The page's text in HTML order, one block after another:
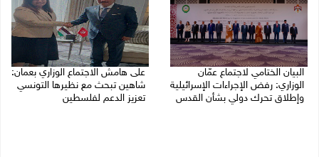
البيان الختامي لاجتماع عمّان
الوزاري: رفض الإجراءات الإسرائيلية
وإطلاق تحرك دولي بشأن القدس
على هامش الاجتماع الوزاري بعمان:
شاهين تبحث مع نظيرها التونسي
تعزيز الدعم لفلسطين